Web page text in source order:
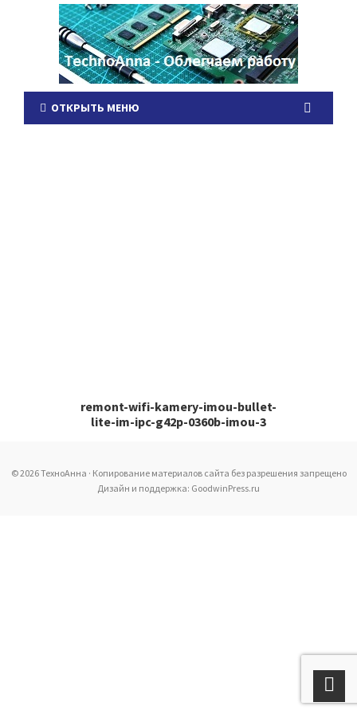
ОТКРЫТЬ МЕНЮ
remont-wifi-kamery-imou-bullet-
lite-im-ipc-g42p-0360b-imou-3
© 2026 ТехноАнна · Копирование материалов сайта без разрешения запрещено
Дизайн и поддержка: GoodwinPress.ru